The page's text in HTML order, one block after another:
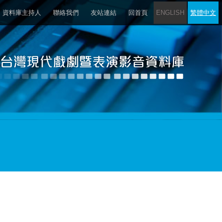
資料庫主持人 聯絡我們 友站連結 回首頁 ENGLISH 繁體中文